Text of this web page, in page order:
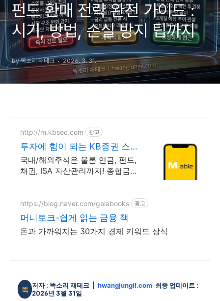
펀드 환매 전략 완전 가이드 :
시기, 방법, 손실 방지 팁까지
by 똑소리 재테크 2026. 3. 31.
http://m.kbsec.com 광고
투자에 힘이 되는 KB증권 스마
트한 투자의 시작
국내/해외주식은 물론 연금, 펀드,
채권, ISA 자산관리까지! 종합금융
https://blog.naver.com/galabooks 광고
머니토크-쉽게 읽는 금융 책
돈과 가까워지는 30가지 경제 키워드 상식
똑 저자 : 똑소리 재테크 |hwangjungil.com 최종 업데이트 :
2026년 3월 31일